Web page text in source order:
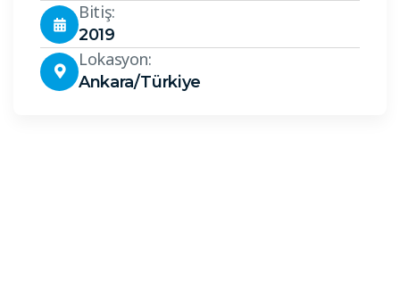
Bitiş:
2019
Lokasyon:
Ankara/Türkiye